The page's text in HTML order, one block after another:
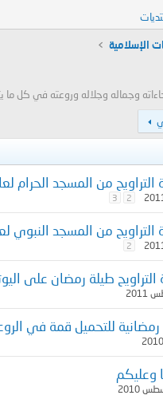
الإسلامية
وجماله وجلاله وروعته في كل ما
من المسجد الحرام لعام 1432هـ (
2
3
من المسجد النبوي لعام 1432هـ (
2
طيلة رمضان على
للتحميل قمة في
وعليكم